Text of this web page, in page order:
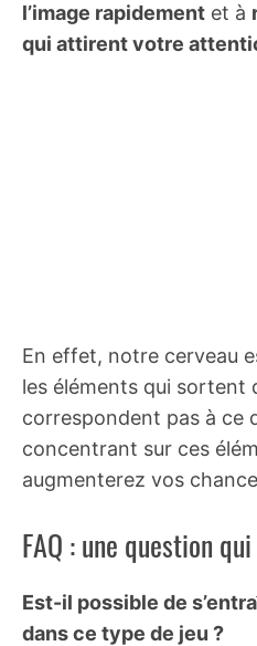
l’image rapidement et à
qui attirent votre
En effet, notre cerveau
les éléments qui sortent
correspondent pas à ce
concentrant sur ces
augmenterez vos
FAQ : une question
Est-il possible de
dans ce type de jeu ?